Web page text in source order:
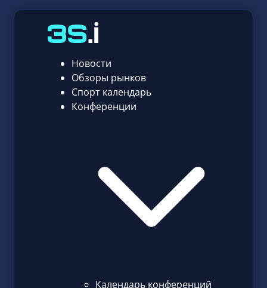
Новости
Обзоры рынков
Спорт календарь
Конференции
Календарь конференций